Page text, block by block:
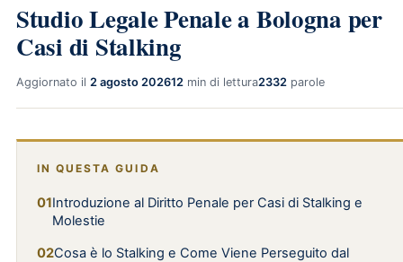
Studio Legale Penale a Bologna per
Casi di Stalking
Aggiornato il 2 agosto 202612 min di lettura2332 parole
IN QUESTA GUIDA
Introduzione al Diritto Penale per Casi di Stalking e
Molestie
Cosa è lo Stalking e Come Viene Perseguito dal